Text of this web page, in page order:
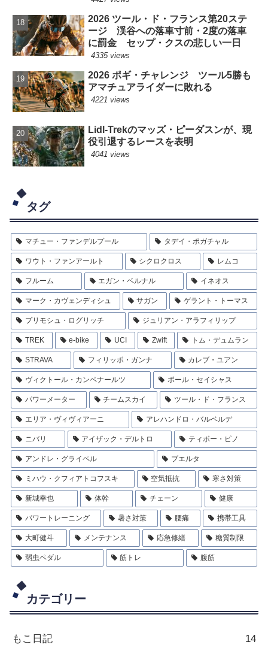
2026 ツール・ド・フランス第20ステ
ージ 渓谷への落車寸前・2度の落車
に罰金 セップ・クスの悲しい一日
4335 views
2026 ポギ・チャレンジ ツール5勝も
アマチュアライダーに敗れる
4221 views
Lidl-Trekのマッズ・ピーダスンが、現
役引退するレースを表明
4041 views
タグ
マチュー・ファンデルプール タデイ・ポガチャル
ワウト・ファンアールト シクロクロス レムコ
フルーム エガン・ベルナル イネオス
マーク・カヴェンディシュ サガン ゲラント・トーマス
プリモシュ・ログリッチ ジュリアン・アラフィリップ
TREK e-bike UCI Zwift トム・デュムラン
STRAVA フィリッポ・ガンナ カレブ・ユアン
ヴィクトール・カンペナールツ ポール・セイシャス
パワーメーター チームスカイ ツール・ド・フランス
エリア・ヴィヴィアーニ アレハンドロ・バルベルデ
ニバリ アイザック・デルトロ ティボー・ピノ
アンドレ・グライペル ブエルタ
ミハウ・クフィアトコフスキ 空気抵抗 寒さ対策
新城幸也 体幹 チェーン 健康
パワートレーニング 暑さ対策 腰痛 携帯工具
大町健斗 メンテナンス 応急修繕 糖質制限
弱虫ペダル 筋トレ 腹筋
カテゴリー
もこ日記 14